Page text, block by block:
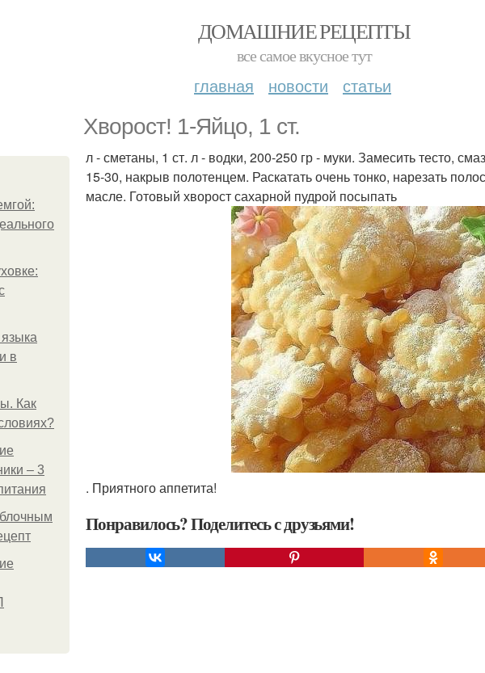
ДОМАШНИЕ РЕЦЕПТЫ
все самое вкусное тут
главная новости статьи
Хворост! 1-Яйцо, 1 ст.
в
Как
– 3
л - сметаны, 1 ст. л - водки, 200-250 гр - муки. Замесить тесто,
15-30, накрыв полотенцем. Раскатать очень тонко, нарезать
масле. Готовый хворост сахарной пудрой посыпать
. Приятного аппетита!
Понравилось? Поделитесь с друзьями!